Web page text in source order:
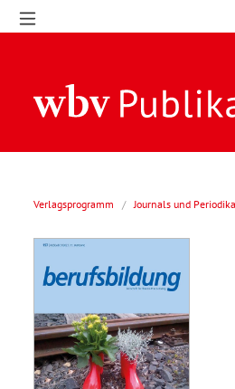
Verlagsprogramm / Journals und Periodika